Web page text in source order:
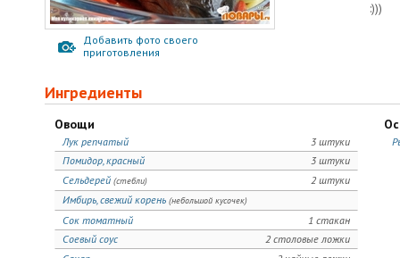
Добавить фото своего
приготовления
:)))
Ингредиенты
Овощи
3 штуки
Лук репчатый
3 штуки
Помидор, красный
2 штуки
Сельдерей (стебли)
Имбирь, свежий корень (небольшой кусочек)
1 стакан
Сок томатный
2 столовые ложки
Соевый соус